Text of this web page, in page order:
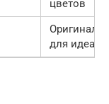
цветов
для